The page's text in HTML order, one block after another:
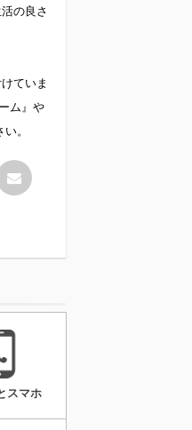
の良さ
ていま
ム』や
。
スマホ